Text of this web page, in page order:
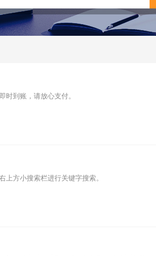
时到账，请放心支付。
方小搜索栏进行关键字搜索。